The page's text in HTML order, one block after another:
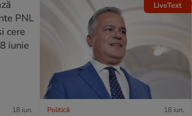
18 iun.
LiveText
Politică 18 iun.